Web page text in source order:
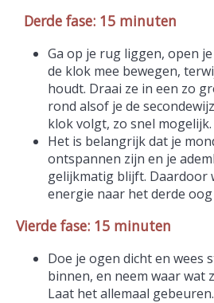
Derde fase: 15 minuten
Ga op je rug liggen, open
de klok mee bewegen,
houdt. Draai ze in een zo
rond alsof je de
klok volgt, zo snel mogelijk.
Het is belangrijk dat je
ontspannen zijn en je
gelijkmatig blijft. Daardoor
energie naar het derde
Vierde fase: 15 minuten
Doe je ogen dicht en wees
binnen, en neem waar wat
Laat het allemaal gebeuren.